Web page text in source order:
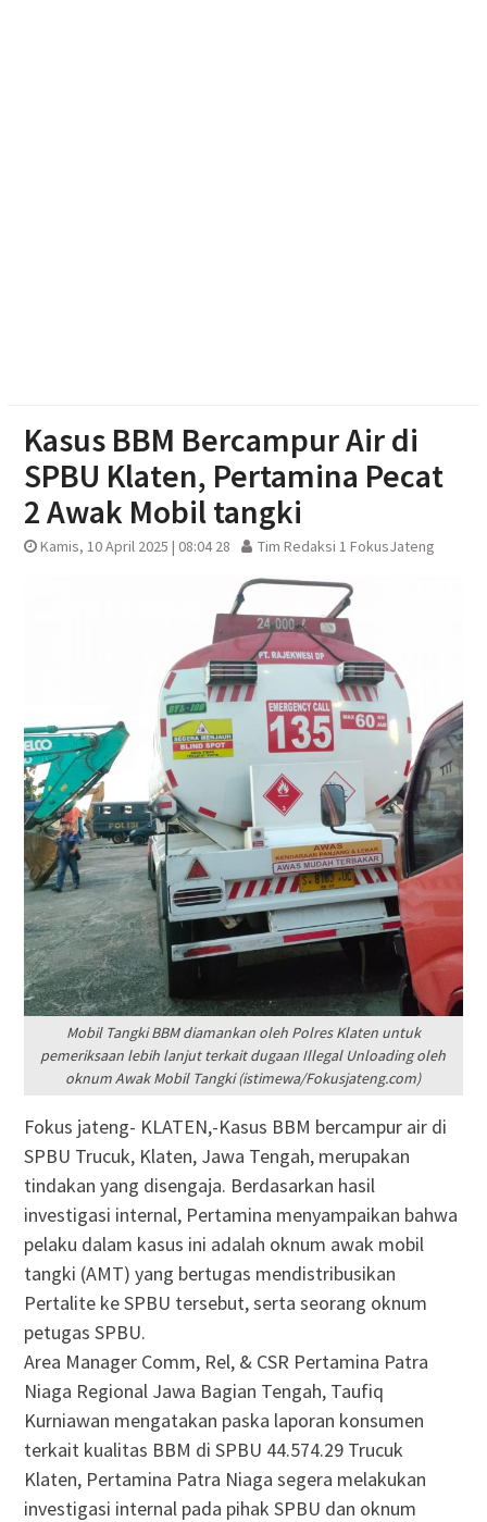
Kasus BBM Bercampur Air di
SPBU Klaten, Pertamina Pecat
2 Awak Mobil tangki
Kamis, 10 April 2025 | 08:04 28 Tim Redaksi 1 FokusJateng
Mobil Tangki BBM diamankan oleh Polres Klaten untuk
pemeriksaan lebih lanjut terkait dugaan Illegal Unloading oleh
oknum Awak Mobil Tangki (istimewa/Fokusjateng.com)
Fokus jateng- KLATEN,-Kasus BBM bercampur air di
SPBU Trucuk, Klaten, Jawa Tengah, merupakan
tindakan yang disengaja. Berdasarkan hasil
investigasi internal, Pertamina menyampaikan bahwa
pelaku dalam kasus ini adalah oknum awak mobil
tangki (AMT) yang bertugas mendistribusikan
Pertalite ke SPBU tersebut, serta seorang oknum
petugas SPBU.
Area Manager Comm, Rel, & CSR Pertamina Patra
Niaga Regional Jawa Bagian Tengah, Taufiq
Kurniawan mengatakan paska laporan konsumen
terkait kualitas BBM di SPBU 44.574.29 Trucuk
Klaten, Pertamina Patra Niaga segera melakukan
investigasi internal pada pihak SPBU dan oknum